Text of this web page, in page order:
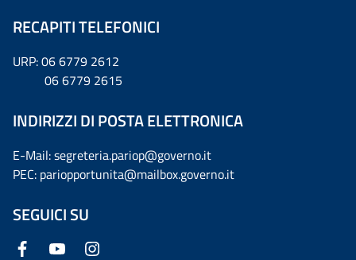
RECAPITI TELEFONICI
URP: 06 6779 2612
06 6779 2615
INDIRIZZI DI POSTA ELETTRONICA
E-Mail: segreteria.pariop@governo.it
PEC: pariopportunita@mailbox.governo.it
SEGUICI SU